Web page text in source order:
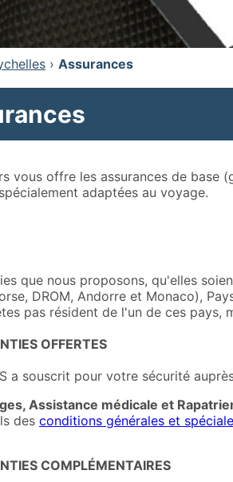
› Assurances
vous offre les assurances de base
adaptées au voyage.
que nous proposons, qu'elles
DROM, Andorre et Monaco),
pas résident de l'un de ces pays,
OFFERTES
a souscrit pour votre sécurité
Assistance médicale et
des conditions générales et
COMPLÉMENTAIRES